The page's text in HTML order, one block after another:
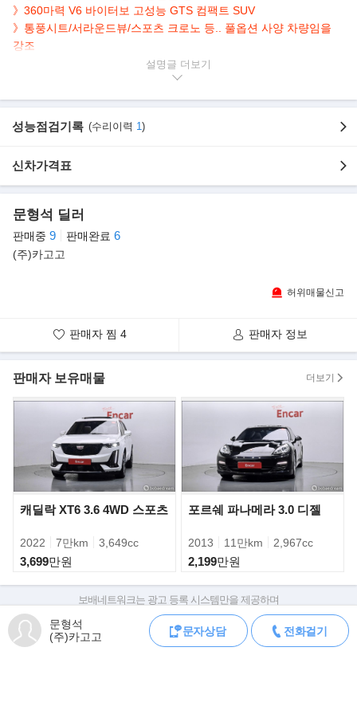
》360마력 V6 바이터보 고성능 GTS 컴팩트 SUV
》통풍시트/서라운드뷰/스포츠 크로노 등.. 풀옵션 사양 차량임을
강조
- 차량모델 : 포르쉐 마칸 3.0 GTS 터보
- 차량색상 : 흰색(실내 레드 순정 시트)
- 사고유무 : 무사고(본넷 단순교환)
- 신차가격 : 신차가 114,000,000
▶옵션 내역(차량가격 : 114,000,000만원(풀옵션 차량)/차량 옵션 :
신차가 99,800,000원
- 통풍시트 : 1,400,000
- 파워스티어링 플러스 : 420,000
- 알루미늄 마감 연료캡 : 200,000
- 컴포트 라이팅 패키지 : 500,000
- PCM네비게이션 모듈 : 2,300,000
- ADD option/ Exclusive : 2,500,000
- 파노라마 루프 시스템 : 1,000,000
- 서라운드뷰 파킹 어시스트 : 1,100,000
잔여 쿠폰 : 엔진오일 2개 / 전,후 브레이크 패드 / 와이퍼
브레이크 오일 / 점화플러그 / 에어크리너 / 미션오일
리 가능합니다.
▶"포르쉐" 마칸 GTS..
포르쉐 코리아는 소형SUV 스포츠카 마칸 GTS 버전을 국내 첫 출시
설명글
성능점검기록 (수리이력 1)
신차가격표
문형석 딜러
판매중 9 판매완료 6
(주)카고고
허위매물신고
판매자 찜 4 판매자 정보
판매자 보유매물 더보기
캐딜락 XT6 3.6 4WD 스포츠
2022 7만km 3,649cc
3,699만원
포르쉐 파나메라 3.0 디젤
2013 11만km 2,967cc
2,199만원
문형석
(주)카고고
문자상담 전화걸기
보배네트워크는 광고 등록 시스템만을 제공하며
판매자가 직접 등록한 내용에 대한 모든 책임은 판매자에게 있습니다.
차량 구매 시 차량등록증, 성능점검기록부, 실제 차량 상태,
차대번호 조회로 직접 정보를 확인하세요.